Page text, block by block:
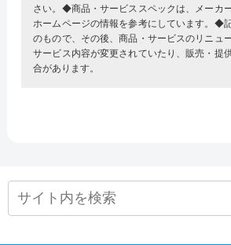
さい。◆商品・サービススペックは、メーカ
ホームページの情報を参考にしています。◆
のもので、その後、商品・サービスのリニュ
サービス内容が変更されていたり、販売・提
合があります。